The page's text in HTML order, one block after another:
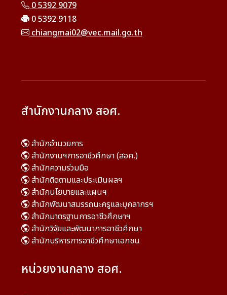
0 5392 9079
0 5392 9118
chiangmai02@vec.mail.go.th
สำนักงานกลาง สอศ.
สำนักอำนวยการ
สำนักงานฯการอาชีวศึกษา (สอศ.)
สำนักความร่วมมือ
สำนักติดตามและประเมินผลฯ
สำนักนโยบายและแผนฯ
สำนักพัฒนาสมรรถนะครูและบุคลากรฯ
สำนักมาตรฐานการอาชีวศึกษาฯ
สำนักวิจัยและพัฒนาการอาชีวศึกษา
สำนักบริหารการอาชีวศึกษาเอกชน
หน่วยงานกลาง สอศ.